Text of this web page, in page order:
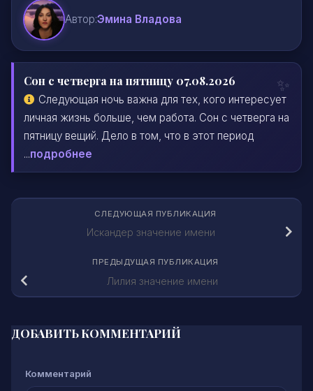
Автор:Эмина Владова
Сон с четверга на пятницу 07.08.2026
Следующая ночь важна для тех, кого интересует
личная жизнь больше, чем работа. Сон с четверга на
пятницу вещий. Дело в том, что в этот период
...подробнее
СЛЕДУЮЩАЯ ПУБЛИКАЦИЯ
Искандер значение имени
ПРЕДЫДУЩАЯ ПУБЛИКАЦИЯ
Лилия значение имени
ДОБАВИТЬ КОММЕНТАРИЙ
Комментарий